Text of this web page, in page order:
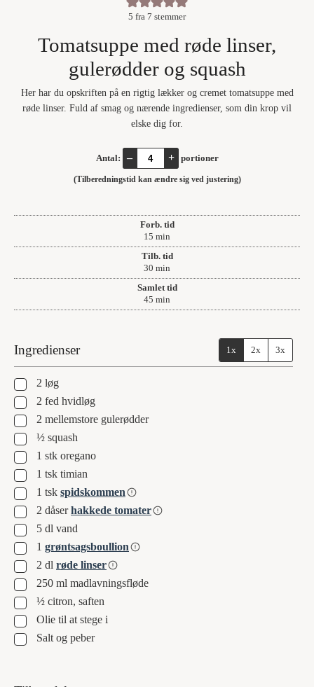
5 fra 7 stemmer
Tomatsuppe med røde linser,
gulerødder og squash
Her har du opskriften på en rigtig lækker og cremet tomatsuppe med
røde linser. Fuld af smag og nærende ingredienser, som din krop vil
elske dig for.
Antal: – + portioner
(Tilberedningstid kan ændre sig ved justering)
Forb. tid
15 minutter
min
Tilb. tid
30 minutter
min
Samlet tid
45 minutter
min
Ingredienser 1x 2x 3x
▢
2 løg
▢
2 fed hvidløg
▢
2 mellemstore gulerødder
▢
½ squash
▢1 stk oregano
▢1 tsk timian
▢1 tsk spidskommen
▢
2 dåser hakkede tomater
▢
5 dl vand
▢1 grøntsagsboullion
▢
2 dl røde linser
▢
250 ml madlavningsfløde
▢
½ citron, saften
▢
Olie til at stege i
▢
Salt og peber